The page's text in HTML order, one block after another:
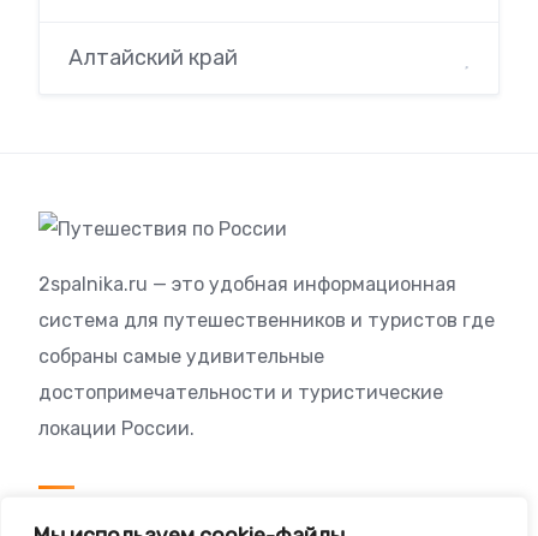
Алтайский край
2spalnika.ru — это удобная информационная
система для путешественников и туристов где
собраны самые удивительные
достопримечательности и туристические
локации России.